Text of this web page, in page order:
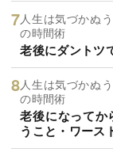
人生は気づかぬ
の時間術
老後にダントツ
人生は気づかぬ
の時間術
老後になってか
うこと・ワース